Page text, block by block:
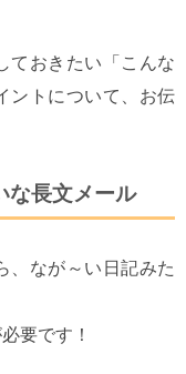
ておきたい「こんな
ントについて、お伝
な長文メール
、なが～い日記みた
要です！